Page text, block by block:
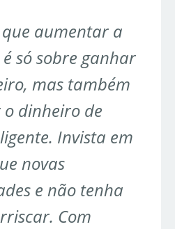
que aumentar a
só sobre ganhar
mas também
dinheiro de
Invista em
novas
e não tenha
Com